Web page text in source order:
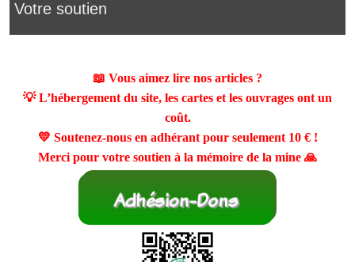
Votre soutien
📖 Vous aimez lire nos articles ?
💡 L’hébergement du site, les cartes et les ouvrages ont un
coût.
💛 Soutenez-nous en adhérant pour seulement 10 €!
Merci pour votre soutien à la mémoire de la mine 🙏